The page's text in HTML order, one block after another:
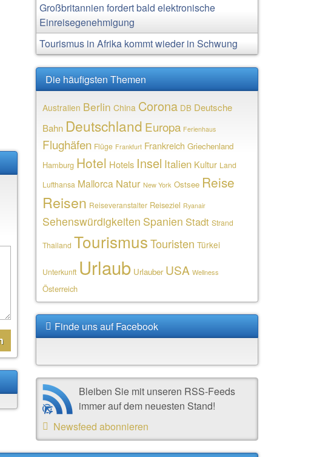
Großbritannien fordert bald elektronische
Einreisegenehmigung
Tourismus in Afrika kommt wieder in Schwung
Die häufigsten Themen
Australien Berlin China Corona DB Deutsche
Bahn Deutschland Europa Ferienhaus
Flughäfen Flüge Frankfurt Frankreich Griechenland
Hamburg Hotel Hotels Insel Italien Kultur Land
Lufthansa Mallorca Natur New York Ostsee Reise
Reisen Reiseveranstalter Reiseziel Ryanair
Sehenswürdigkeiten Spanien Stadt Strand
Thailand Tourismus Touristen Türkei
Unterkunft Urlaub Urlauber USA Wellness
Österreich
Finde uns auf Facebook
Bleiben Sie mit unseren RSS-Feeds
immer auf dem neuesten Stand!
Newsfeed abonnieren